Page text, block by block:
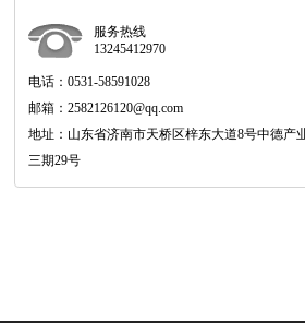
服务热线
13245412970
电话：0531-58591028
邮箱：2582126120@qq.com
地址：山东省济南市天桥区梓东大道8号中德产
三期29号